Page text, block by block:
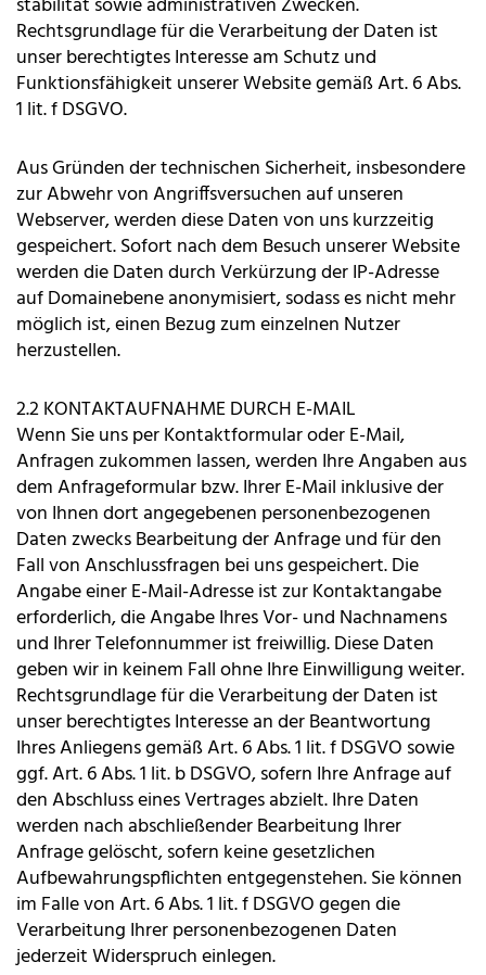
stabilität sowie administrativen Zwecken.
Rechtsgrundlage für die Verarbeitung der Daten ist
unser berechtigtes Interesse am Schutz und
Funktionsfähigkeit unserer Website gemäß Art. 6 Abs.
1 lit. f DSGVO.
Aus Gründen der technischen Sicherheit, insbesondere
zur Abwehr von Angriffsversuchen auf unseren
Webserver, werden diese Daten von uns kurzzeitig
gespeichert. Sofort nach dem Besuch unserer Website
werden die Daten durch Verkürzung der IP-Adresse
auf Domainebene anonymisiert, sodass es nicht mehr
möglich ist, einen Bezug zum einzelnen Nutzer
herzustellen.
2.2 KONTAKTAUFNAHME DURCH E-MAIL
Wenn Sie uns per Kontaktformular oder E-Mail,
Anfragen zukommen lassen, werden Ihre Angaben aus
dem Anfrageformular bzw. Ihrer E-Mail inklusive der
von Ihnen dort angegebenen personenbezogenen
Daten zwecks Bearbeitung der Anfrage und für den
Fall von Anschlussfragen bei uns gespeichert. Die
Angabe einer E-Mail-Adresse ist zur Kontaktangabe
erforderlich, die Angabe Ihres Vor- und Nachnamens
und Ihrer Telefonnummer ist freiwillig. Diese Daten
geben wir in keinem Fall ohne Ihre Einwilligung weiter.
Rechtsgrundlage für die Verarbeitung der Daten ist
unser berechtigtes Interesse an der Beantwortung
Ihres Anliegens gemäß Art. 6 Abs. 1 lit. f DSGVO sowie
ggf. Art. 6 Abs. 1 lit. b DSGVO, sofern Ihre Anfrage auf
den Abschluss eines Vertrages abzielt. Ihre Daten
werden nach abschließender Bearbeitung Ihrer
Anfrage gelöscht, sofern keine gesetzlichen
Aufbewahrungspflichten entgegenstehen. Sie können
im Falle von Art. 6 Abs. 1 lit. f DSGVO gegen die
Verarbeitung Ihrer personenbezogenen Daten
jederzeit Widerspruch einlegen.